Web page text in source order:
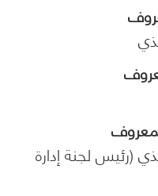
(رئيس لجنة إدارة